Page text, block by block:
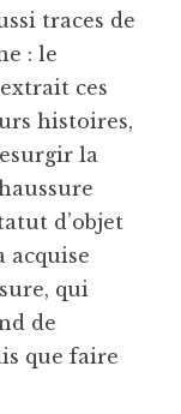
traces de
: le
ces
histoires,
la
d’objet
acquise
qui
de
que faire